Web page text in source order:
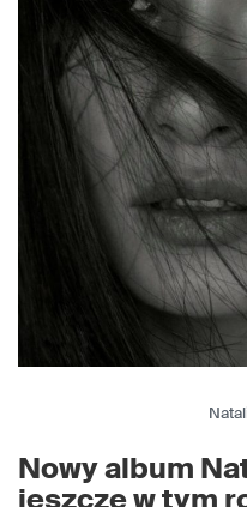
Nowy album